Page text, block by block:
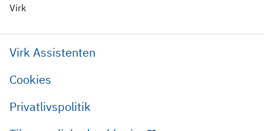
Virk
Virk Assistenten
Cookies
Privatlivspolitik